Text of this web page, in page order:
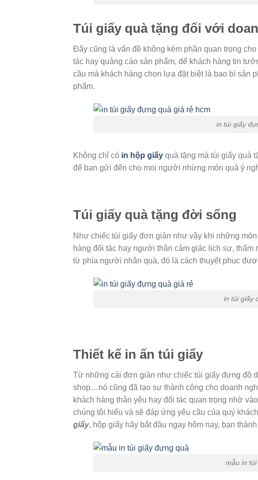
Túi giấy quà tặng đối với
Đây cũng là vấn đề không kém phần quan trọng
tác hay quảng cáo sản phẩm, để khách hàng tin
cầu mà khách hàng chọn lựa đặt biệt là bao bì sản
phẩm.
in túi giấy
Không chỉ có in hộp giấy quà tặng mà túi giấy quà
để bạn gửi đến cho moị người nhừng món quà ý
Túi giấy quà tặng đời sống
Như chiếc túi giấy đơn giản như vậy khi những
hàng đối tác hay người thân cảm giác lịch sự,
từ phía người nhận quà, đó là cách thuyết phục
in túi giấy
Thiết kế in ấn túi giấy
Từ những cái đơn giản như chiếc túi giấy đựng đồ
shop…nó cũng đã tạo sự thành công cho doanh
khách hàng thân yêu hay đối tác quan trọng nhờ
chúng tôi hiểu và sẽ đáp ứng yêu cầu của quý
giấy, hộp giấy hãy bắt đầu ngay hôm nay, bạn
mẫu in